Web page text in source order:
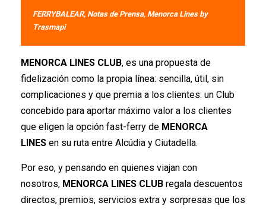
FERRYBALEAR, Notas de Prensa, Menorca Lines by
Trasmapi
MENORCA LINES CLUB, es una propuesta de
fidelización como la propia línea: sencilla, útil, sin
complicaciones y que premia a los clientes: un Club
concebido para aportar máximo valor a los clientes
que eligen la opción fast-ferry de MENORCA
LINES en su ruta entre Alcúdia y Ciutadella.
Por eso, y pensando en quienes viajan con
nosotros, MENORCA LINES CLUB regala descuentos
directos, premios, servicios extra y sorpresas que los